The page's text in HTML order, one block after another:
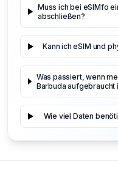
Muss ich bei eSIMfo
abschließen?
Kann ich eSIM und
Was passiert, wenn
Barbuda aufgebraucht
Wie viel Daten